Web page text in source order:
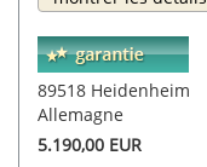
89518 Heidenheim
Allemagne
5.190,00 EUR